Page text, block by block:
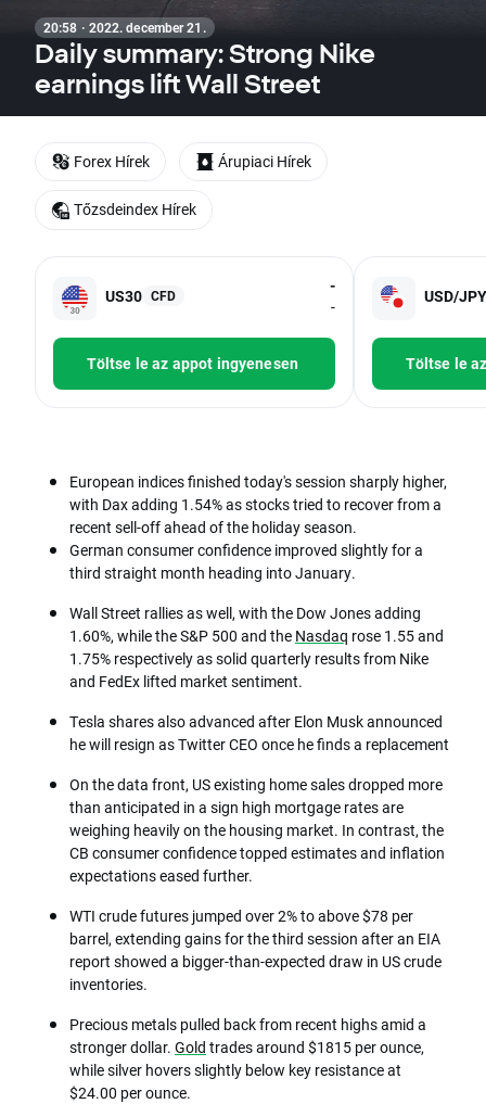
20:58 · 2022. december 21.
Daily summary: Strong Nike
earnings lift Wall Street
US30 CFD
-
-
Töltse le az appot ingyenesen
USD/JPY
Töltse le
European indices finished today's session sharply higher,
with Dax adding 1.54% as stocks tried to recover from a
recent sell-off ahead of the holiday season.
German consumer confidence improved slightly for a
third straight month heading into January.
Wall Street rallies as well, with the Dow Jones adding
1.60%, while the S&P 500 and the Nasdaq rose 1.55 and
1.75% respectively as solid quarterly results from Nike
and FedEx lifted market sentiment.
Tesla shares also advanced after Elon Musk announced
he will resign as Twitter CEO once he finds a replacement
On the data front, US existing home sales dropped more
than anticipated in a sign high mortgage rates are
weighing heavily on the housing market. In contrast, the
CB consumer confidence topped estimates and inflation
expectations eased further.
WTI crude futures jumped over 2% to above $78 per
barrel, extending gains for the third session after an EIA
report showed a bigger-than-expected draw in US crude
inventories.
Precious metals pulled back from recent highs amid a
stronger dollar. Gold trades around $1815 per ounce,
while silver hovers slightly below key resistance at
$24.00 per ounce.
Forex Hírek Árupiaci Hírek
Tőzsdeindex Hírek